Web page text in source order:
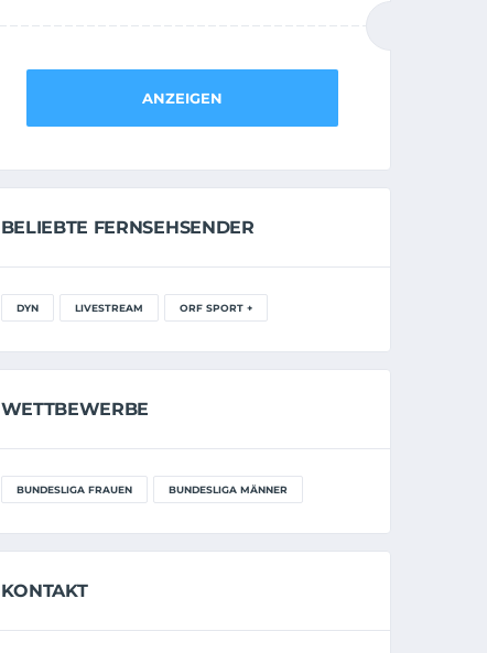
ANZEIGEN
BELIEBTE FERNSEHSENDER
DYN LIVESTREAM ORF SPORT +
WETTBEWERBE
BUNDESLIGA FRAUEN BUNDESLIGA MÄNNER
KONTAKT